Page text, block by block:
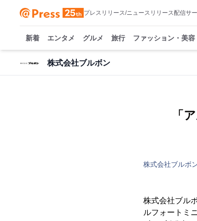
プレスリリース/ニュースリリース配信サ
新着 エンタメ グルメ 旅行 ファッション・美容
株式会社ブルボン
「
株式会社ブルボ
株式会社ブル
ルフォートミ